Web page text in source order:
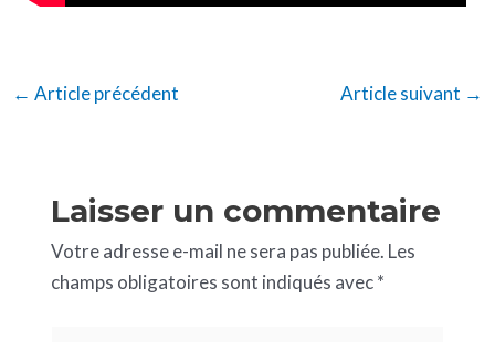
← Article précédent Article suivant →
Laisser un commentaire
Votre adresse e-mail ne sera pas publiée. Les
champs obligatoires sont indiqués avec*